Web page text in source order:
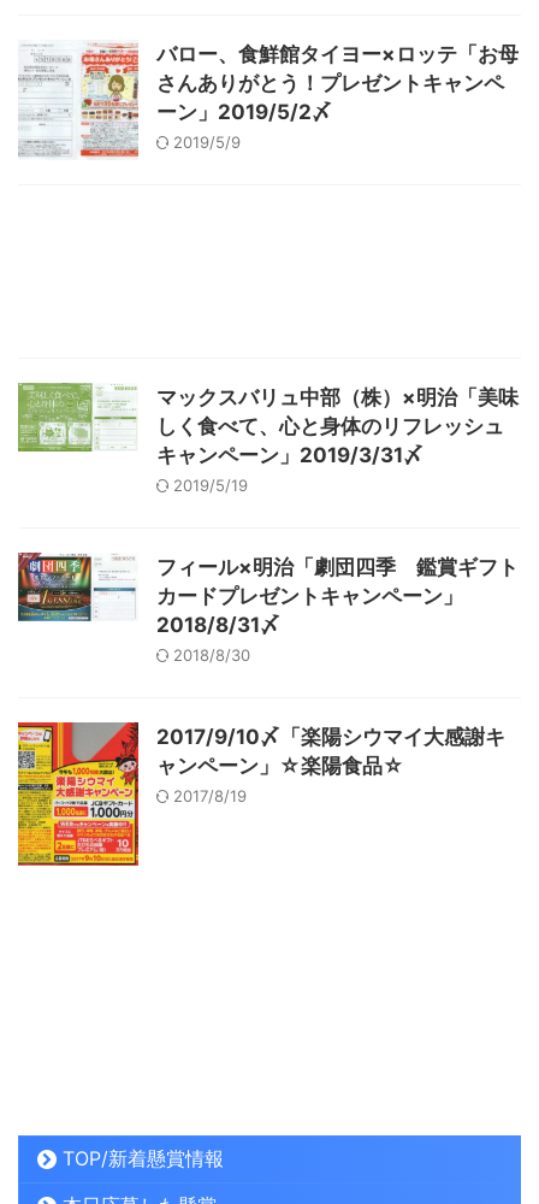
バロー、食鮮館タイヨー×ロッテ「お母
さんありがとう！プレゼントキャンペ
ーン」2019/5/2〆
2019/5/9
マックスバリュ中部（株）×明治「美味
しく食べて、心と身体のリフレッシュ
キャンペーン」2019/3/31〆
2019/5/19
フィール×明治「劇団四季 鑑賞ギフト
カードプレゼントキャンペーン」
2018/8/31〆
2018/8/30
2017/9/10〆「楽陽シウマイ大感謝キ
ャンペーン」☆楽陽食品☆
2017/8/19
TOP/新着懸賞情報